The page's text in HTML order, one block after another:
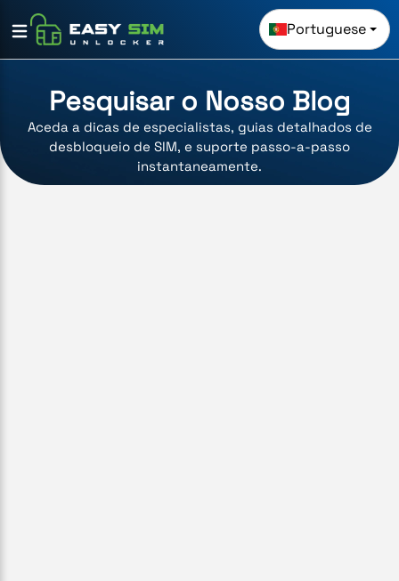
Portuguese
Pesquisar o Nosso Blog
Aceda a dicas de especialistas, guias detalhados de
desbloqueio de SIM, e suporte passo-a-passo
instantaneamente.